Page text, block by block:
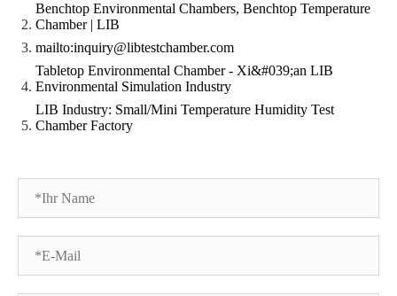
Benchtop Environmental Chambers, Benchtop Temperature
Chamber | LIB
mailto:inquiry@libtestchamber.com
Tabletop Environmental Chamber - Xi&#039;an LIB
Environmental Simulation Industry
LIB Industry: Small/Mini Temperature Humidity Test
Chamber Factory